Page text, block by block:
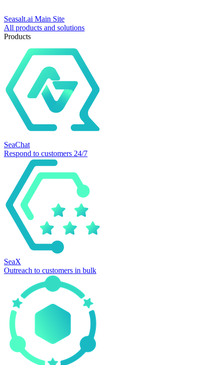
Seasalt.ai Main Site
All products and solutions
Products
SeaChat
Respond to customers 24/7
SeaX
Outreach to customers in bulk